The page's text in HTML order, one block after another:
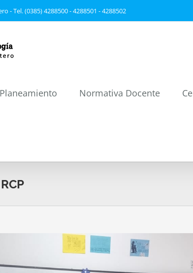
- Tel. (0385) 4288500 - 4288501 - 4288502
Normativa Docente